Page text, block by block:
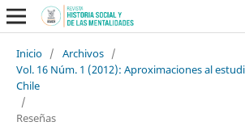
Inicio / Archivos /
Vol. 16 Núm. 1 (2012): Aproximaciones al
Chile
/
Reseñas